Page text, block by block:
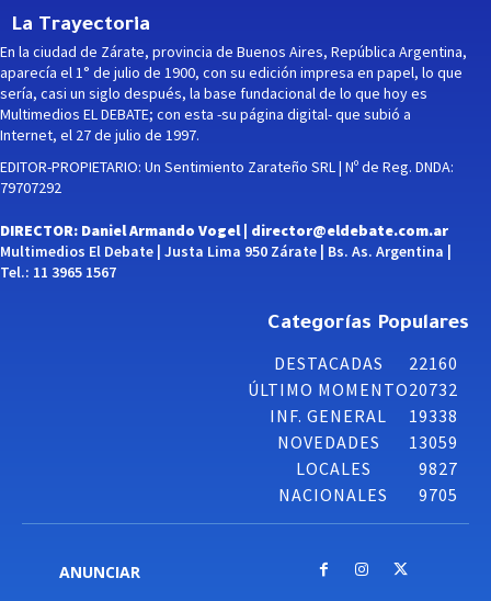
La Trayectoria
En la ciudad de Zárate, provincia de Buenos Aires, República Argentina,
aparecía el 1° de julio de 1900, con su edición impresa en papel, lo que
sería, casi un siglo después, la base fundacional de lo que hoy es
Multimedios EL DEBATE; con esta -su página digital- que subió a
Internet, el 27 de julio de 1997.
EDITOR-PROPIETARIO: Un Sentimiento Zarateño SRL | Nº de Reg. DNDA:
79707292
DIRECTOR: Daniel Armando Vogel | director@eldebate.com.ar
Multimedios El Debate | Justa Lima 950 Zárate | Bs. As. Argentina |
Tel.: 11 3965 1567
Categorías Populares
DESTACADAS
22160
ÚLTIMO MOMENTO20732
INF. GENERAL
19338
NOVEDADES
13059
LOCALES
9827
NACIONALES
9705
ANUNCIAR